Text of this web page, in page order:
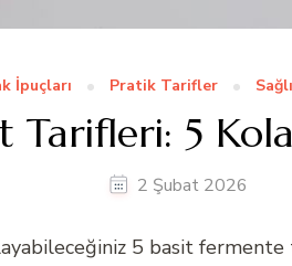
İpuçları Pratik Tarifler
Tarifleri: 5
2 Şubat 2026
5 basit